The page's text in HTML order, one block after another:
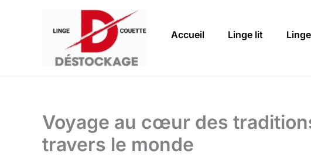
Accueil Linge lit
Voyage au cœur des
travers le monde